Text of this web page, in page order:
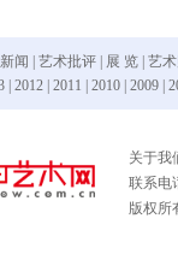
闻 艺术批评 展 览 艺
2012 2011 2010 2009
关于我
联系电
版权所